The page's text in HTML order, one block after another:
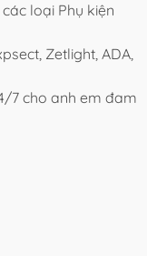
loại Phụ kiện
Zetlight, ADA,
7 cho anh em đam